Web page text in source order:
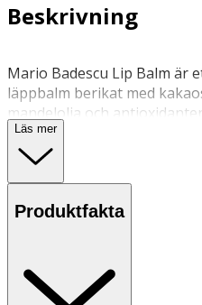
Beskrivning
Mario Badescu Lip Balm är
läppbalm berikat med
mandelolja och
återfuktning till torra läppar.
Förvaras i normal
Läs mer
Produktfakta